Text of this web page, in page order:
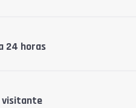
24 horas
visitante